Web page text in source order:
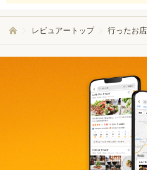
レビュアートップ 行ったお